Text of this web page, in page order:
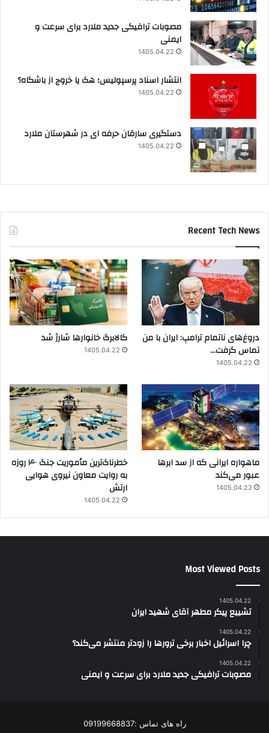
مصوبات ترافیکی جدید ملارد برای سرعت و
ایمنی
1405.04.22
انتشار اسناد پرسپولیس؛ هک یا خروج از باشگاه؟
1405.04.22
دستگیری سارقان حرفه ای در شهرستان ملارد
1405.04.22
Recent Tech News
دروغ‌های ناتمام ترامپ: ایران با من
تماس گرفت…
1405.04.22
کالابرگ خانوارها شارژ شد
1405.04.22
ماهواره ایرانی که از سد ابرها
عبور می‌کند
1405.04.22
خطرناک‌ترین مأموریت جنگ ۴۰ روزه
به روایت معاون نیروی هوایی
ارتش
1405.04.22
Most Viewed Posts
1405.04.22
تشییع پیکر مطهر آقای شهید ایران
1405.04.22
چرا اسرائیل اخبار برخی ترورها را زودتر منتشر می‌کند؟
1405.04.22
مصوبات ترافیکی جدید ملارد برای سرعت و ایمنی
راه های تماس :09199668837